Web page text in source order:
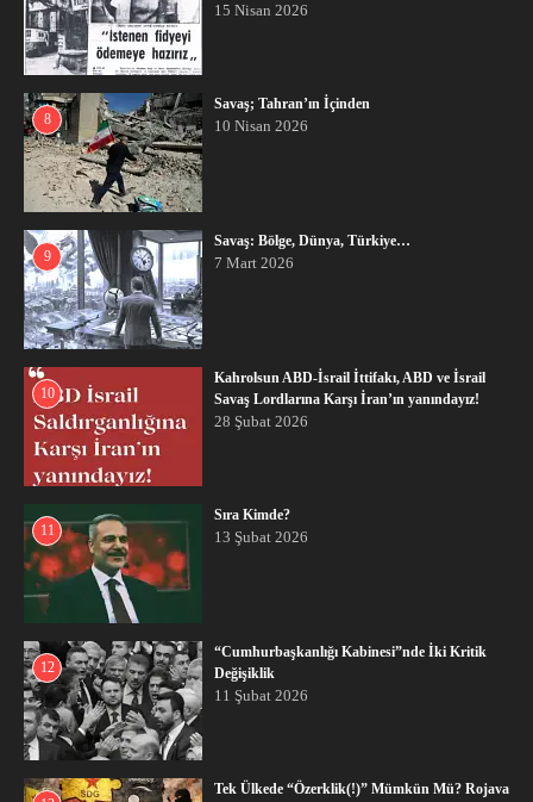
15 Nisan 2026
8
Savaş; Tahran’ın İçinden
10 Nisan 2026
9
Savaş: Bölge, Dünya, Türkiye…
7 Mart 2026
10
Kahrolsun ABD-İsrail İttifakı, ABD ve İsrail
Savaş Lordlarına Karşı İran’ın yanındayız!
28 Şubat 2026
11
Sıra Kimde?
13 Şubat 2026
12
“Cumhurbaşkanlığı Kabinesi”nde İki Kritik
Değişiklik
11 Şubat 2026
Tek Ülkede “Özerklik(!)” Mümkün Mü? Rojava